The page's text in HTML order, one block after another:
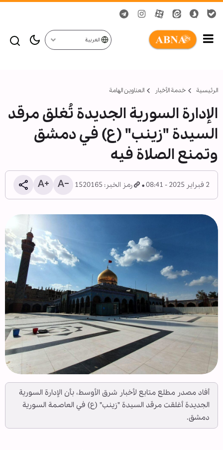
العربية
الرئيسية خدمة الأخبار العناوين الهامة
الإدارة السورية الجديدة تُغلق مرقد
السيدة "زينب" (ع) في دمشق
وتمنع الصلاة فيه
2 فبراير 2025 - 08:41 رمز الخبر: 1520165
أفاد مصدر مطلع متابع لأخبار شرق الأوسط، بأن الإدارة السورية
الجديدة أغلقت مرقد السيدة "زينب" (ع) في العاصمة السورية
دمشق.